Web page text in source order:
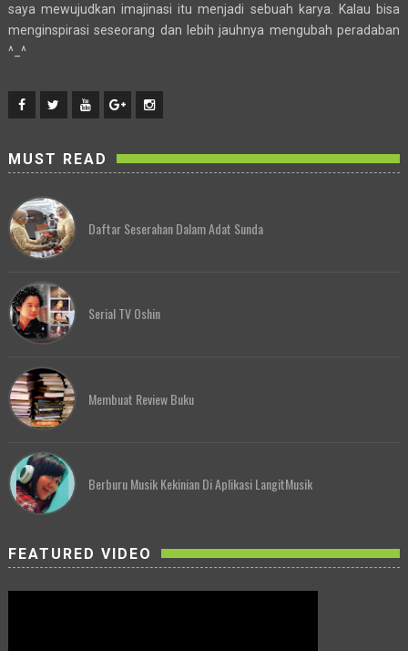
saya mewujudkan imajinasi itu menjadi sebuah karya. Kalau bisa
menginspirasi seseorang dan lebih jauhnya mengubah peradaban
^_^
MUST READ
Daftar Seserahan Dalam Adat Sunda
Serial TV Oshin
Membuat Review Buku
Berburu Musik Kekinian Di Aplikasi LangitMusik
FEATURED VIDEO